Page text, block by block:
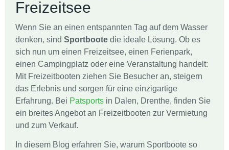
Freizeitsee
Wenn Sie an einen entspannten Tag auf dem Wasser
denken, sind Sportboote die ideale Lösung. Ob es
sich nun um einen Freizeitsee, einen Ferienpark,
einen Campingplatz oder eine Veranstaltung handelt:
Mit Freizeitbooten ziehen Sie Besucher an, steigern
das Erlebnis und sorgen für eine einzigartige
Erfahrung. Bei Patsports in Dalen, Drenthe, finden Sie
ein breites Angebot an Freizeitbooten zur Vermietung
und zum Verkauf.
In diesem Blog erfahren Sie, warum Sportboote so